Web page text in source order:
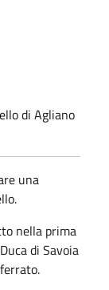
di Agliano
una
nella prima
di Savoia